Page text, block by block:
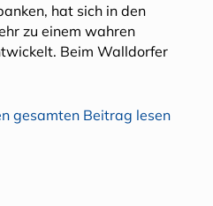
hat sich in den
zu einem wahren
Beim Walldorfer
gesamten Beitrag lesen